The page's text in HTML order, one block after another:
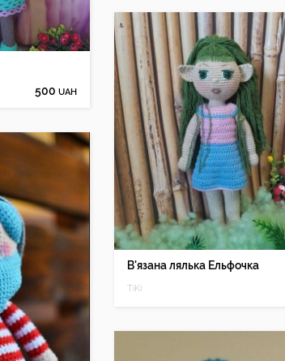
500UAH
В'язана лялька Ельфочка
TiKi